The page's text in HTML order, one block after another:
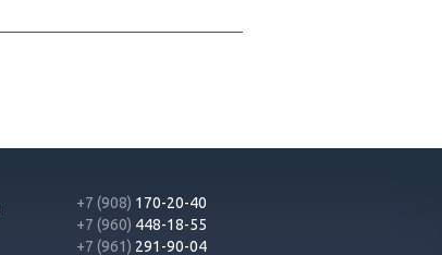
+7 (908) 170-20-40
+7 (960) 448-18-55
+7 (961) 291-90-04